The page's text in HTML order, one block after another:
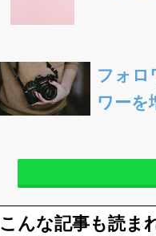
フォロ
ワーを
こんな記事も読ま